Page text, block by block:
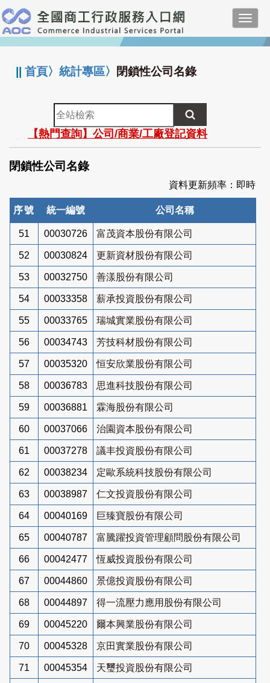
跳
到
主
要
:::
||首頁〉統計專區〉 閉鎖性公司名錄
全
站
檢
索
【熱門查詢】公司/商業/工廠登記資料
閉鎖性公司名錄
資料更新頻率：即時
序號 統一編號 公司名稱
51 00030726 富茂資本股份有限公司
52 00030824 更新資材股份有限公司
53 00032750 善漾股份有限公司
54 00033358 薪承投資股份有限公司
55 00033765 瑞城實業股份有限公司
56 00034743 芳技科材股份有限公司
57 00035320 恒安欣業股份有限公司
58 00036783 思進科技股份有限公司
59 00036881 霖海股份有限公司
60 00037066 治園資本股份有限公司
61 00037278 議丰投資股份有限公司
62 00038234 定歐系統科技股份有限公司
63 00038987 仁文投資股份有限公司
64 00040169 巨臻寶股份有限公司
65 00040787 富騰躍投資管理顧問股份有限公司
66 00042477 恆威投資股份有限公司
67 00044860 景億投資股份有限公司
68 00044897 得一流壓力應用股份有限公司
69 00045220 爾本興業股份有限公司
70 00045328 京田實業股份有限公司
71 00045354 天璽投資股份有限公司